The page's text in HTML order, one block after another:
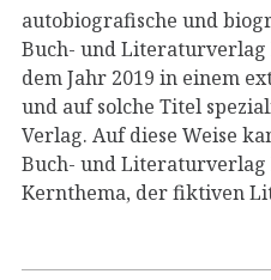
autobiografische und
Buch- und Literaturverlag
dem Jahr 2019 in einem
und auf solche Titel
Verlag. Auf diese Weise
Buch- und Literaturverlag
Kernthema, der fiktiven